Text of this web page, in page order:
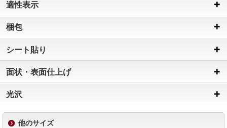
適性表示
梱包
シート貼り
面状・表面仕上げ
光沢
他のサイズ